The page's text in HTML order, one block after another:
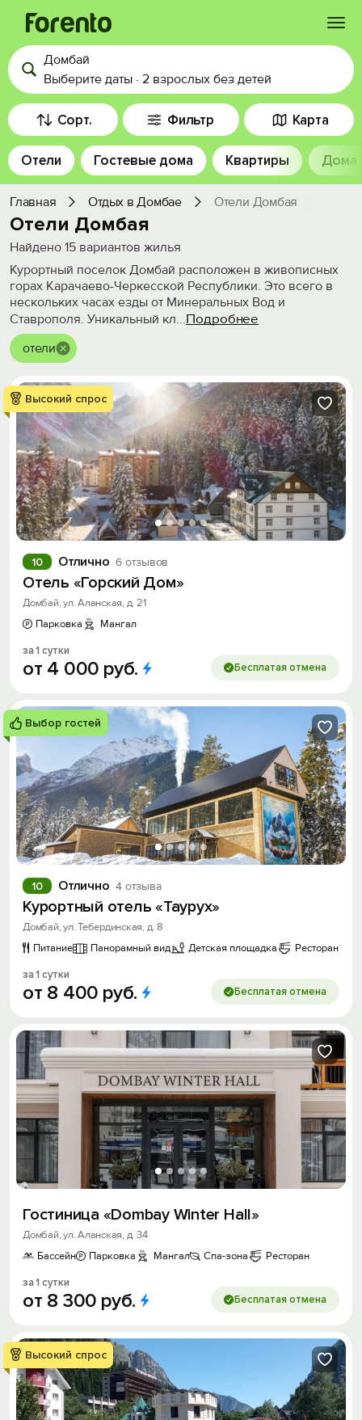
Войти
Избранное
История просмотра
Добавить свой объект
Домбай
Выберите даты · 2 взрослых без детей
Сорт. Фильтр Карта
Отели Гостевые дома Квартиры Дома
Главная Отдых в Домбае Отели Домбая
Отели Домбая
Найдено 15 вариантов жилья
Курортный поселок Домбай расположен в живописных
горах Карачаево-Черкесской Республики. Это всего в
нескольких часах езды от Минеральных Вод и
Ставрополя. Уникальный кл...Подробнее
отели
Высокий спрос
Отлично 6 отзывов
10
Отель «Горский Дом»
Домбай, ул. Аланская, д. 21
Парковка
Мангал
за 1 сутки
от 4 000 руб. Бесплатая отмена
Выбор гостей
Отлично 4 отзыва
10
Курортный отель «Таурух»
Домбай, ул. Тебердинская, д. 8
Питание
Панорамный вид Детская площадка Ресторан
за 1 сутки
от 8 400 руб. Бесплатая отмена
Гостиница «Dombay Winter Hall»
Домбай, ул. Аланская, д. 34
Бассейн
Парковка Мангал Спа-зона Ресторан
за 1 сутки
от 8 300 руб. Бесплатая отмена
Высокий спрос